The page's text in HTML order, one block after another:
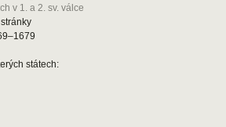
v 1. a 2. sv. válce
státech: